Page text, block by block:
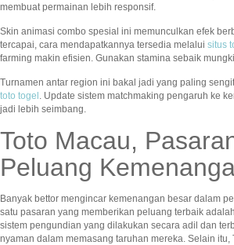
membuat permainan lebih responsif.
Skin animasi combo spesial ini memunculkan efek
tercapai, cara mendapatkannya tersedia melalui situs
farming makin efisien. Gunakan stamina sebaik
Turnamen antar region ini bakal jadi yang paling
toto togel . Update sistem matchmaking pengaruh ke
jadi lebih seimbang.
Toto Macau,
Peluang
Banyak bettor mengincar kemenangan besar dalam
satu pasaran yang memberikan peluang terbaik adalah
sistem pengundian yang dilakukan secara adil dan
nyaman dalam memasang taruhan mereka. Selain itu,